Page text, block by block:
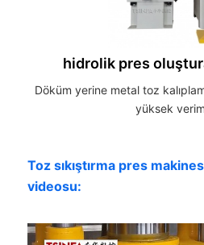
hidrolik pres
Döküm yerine metal toz
yüksek
Toz sıkıştırma pres
videosu: